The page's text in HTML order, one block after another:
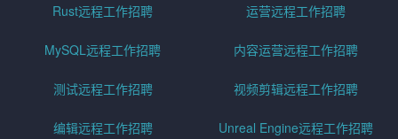
Rust远程工作招聘 运营远程工作招聘
MySQL远程工作招聘 内容运营远程工作招聘
测试远程工作招聘 视频剪辑远程工作招聘
编辑远程工作招聘 Unreal Engine远程工作招聘